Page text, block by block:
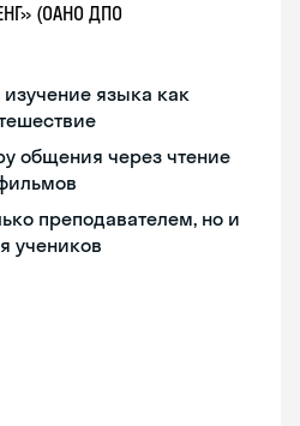
(ОАНО ДПО
изучение языка как
общения через чтение
преподавателем, но и
учеников